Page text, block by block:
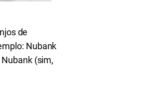
de
Nubank
(sim,